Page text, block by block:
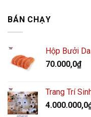
BÁN CHẠY
Hộp Bưởi
70.000,0₫
Trang Trí
4.000.000,0